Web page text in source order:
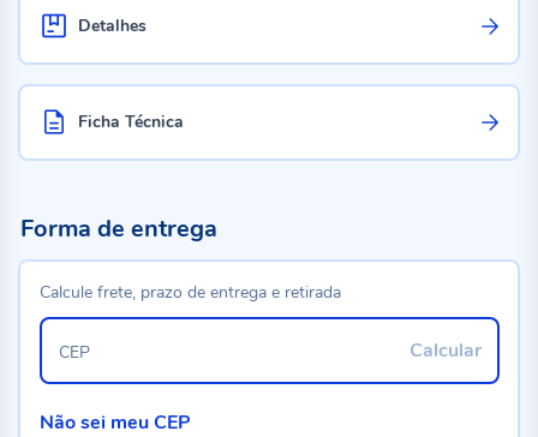
Detalhes
Ficha Técnica
Forma de entrega
Calcule frete, prazo de entrega e retirada
Calcular
CEP
Não sei meu CEP